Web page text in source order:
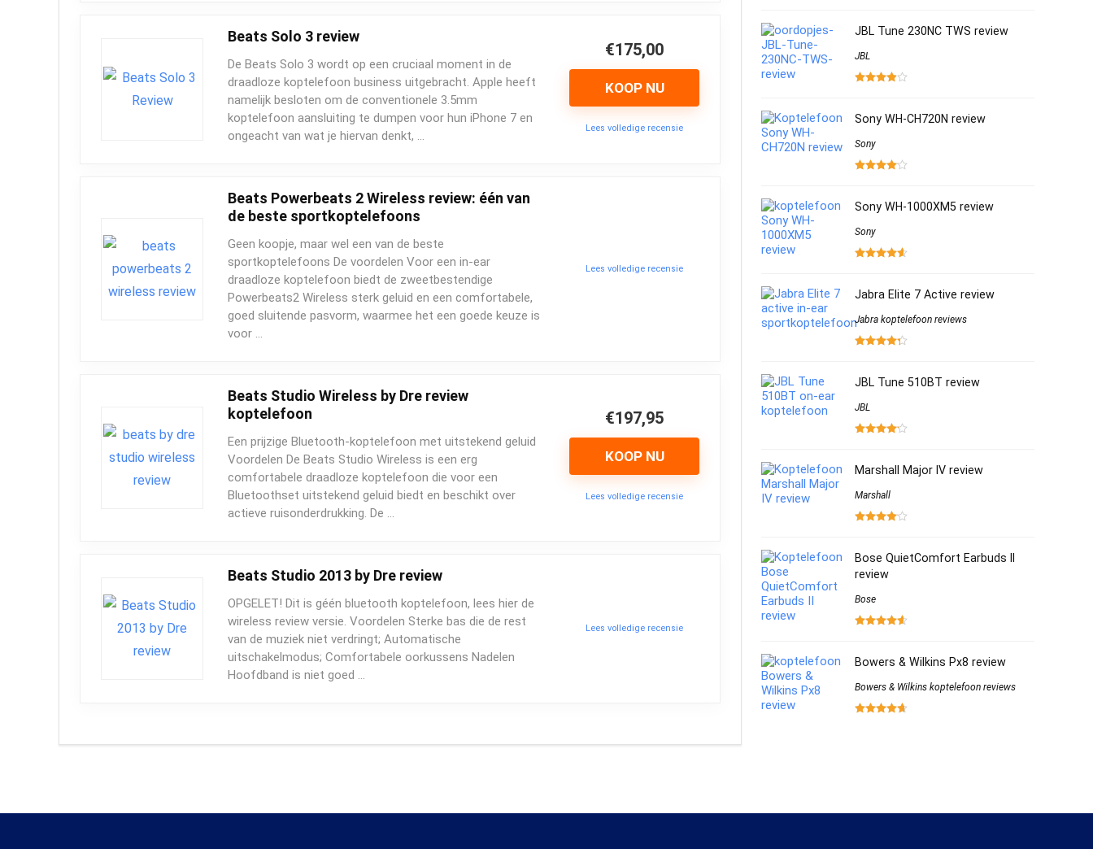
Beats Solo 3 review
De Beats Solo 3 wordt op een cruciaal moment in de
draadloze koptelefoon business uitgebracht. Apple heeft
namelijk besloten om de conventionele 3.5mm
koptelefoon aansluiting te dumpen voor hun iPhone 7 en
ongeacht van wat je hiervan denkt, …
€175,00
KOOP NU
Lees volledige recensie
Beats Powerbeats 2 Wireless review: één van
de beste sportkoptelefoons
Geen koopje, maar wel een van de beste
sportkoptelefoons De voordelen Voor een in-ear
draadloze koptelefoon biedt de zweetbestendige
Powerbeats2 Wireless sterk geluid en een comfortabele,
goed sluitende pasvorm, waarmee het een goede keuze is
voor …
Lees volledige recensie
Beats Studio Wireless by Dre review
koptelefoon
Een prijzige Bluetooth-koptelefoon met uitstekend geluid
Voordelen De Beats Studio Wireless is een erg
comfortabele draadloze koptelefoon die voor een
Bluetoothset uitstekend geluid biedt en beschikt over
actieve ruisonderdrukking. De …
€197,95
KOOP NU
Lees volledige recensie
Beats Studio 2013 by Dre review
OPGELET! Dit is géén bluetooth koptelefoon, lees hier de
wireless review versie. Voordelen Sterke bas die de rest
van de muziek niet verdringt; Automatische
uitschakelmodus; Comfortabele oorkussens Nadelen
Hoofdband is niet goed …
Lees volledige recensie
JBL Tune 230NC TWS review
JBL
Sony WH-CH720N review
Sony
Sony WH-1000XM5 review
Sony
Jabra Elite 7 Active review
Jabra koptelefoon reviews
JBL Tune 510BT review
JBL
Marshall Major IV review
Marshall
Bose QuietComfort Earbuds II
review
Bose
Bowers & Wilkins Px8 review
Bowers & Wilkins koptelefoon reviews